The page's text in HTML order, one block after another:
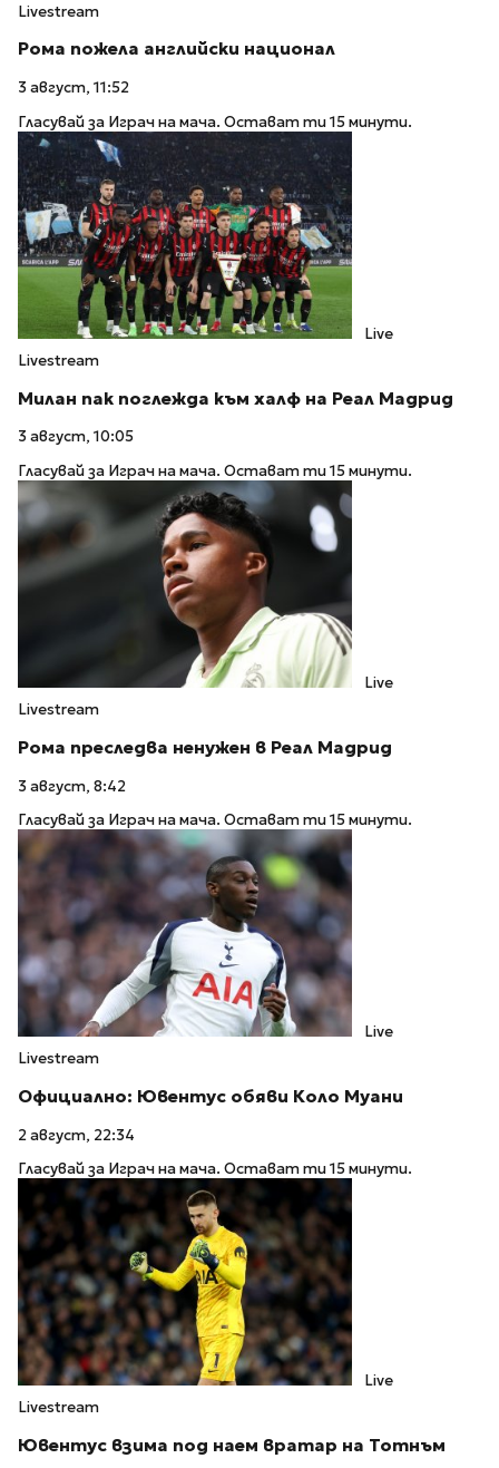
Livestream
Рома пожела английски национал
3 август, 11:52
Гласувай за Играч на мача. Остават ти 15 минути.
Live
Livestream
Милан пак поглежда към халф на Реал Мадрид
3 август, 10:05
Гласувай за Играч на мача. Остават ти 15 минути.
Live
Livestream
Рома преследва ненужен в Реал Мадрид
3 август, 8:42
Гласувай за Играч на мача. Остават ти 15 минути.
Live
Livestream
Официално: Ювентус обяви Коло Муани
2 август, 22:34
Гласувай за Играч на мача. Остават ти 15 минути.
Live
Livestream
Ювентус взима под наем вратар на Тотнъм